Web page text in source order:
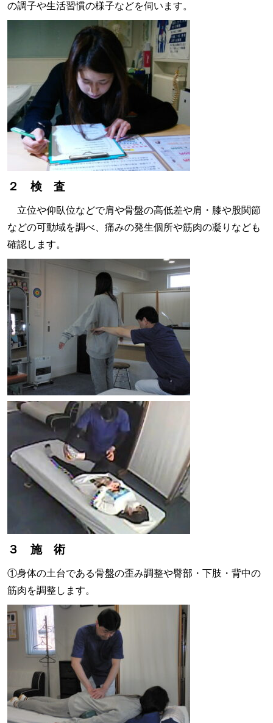
の調子や生活習慣の様子などを伺います。
２ 検 査
立位や仰臥位などで肩や骨盤の高低差や肩・膝や股関節
などの可動域を調べ、痛みの発生個所や筋肉の凝りなども
確認します。
３ 施 術
①身体の土台である骨盤の歪み調整や臀部・下肢・背中の
筋肉を調整します。